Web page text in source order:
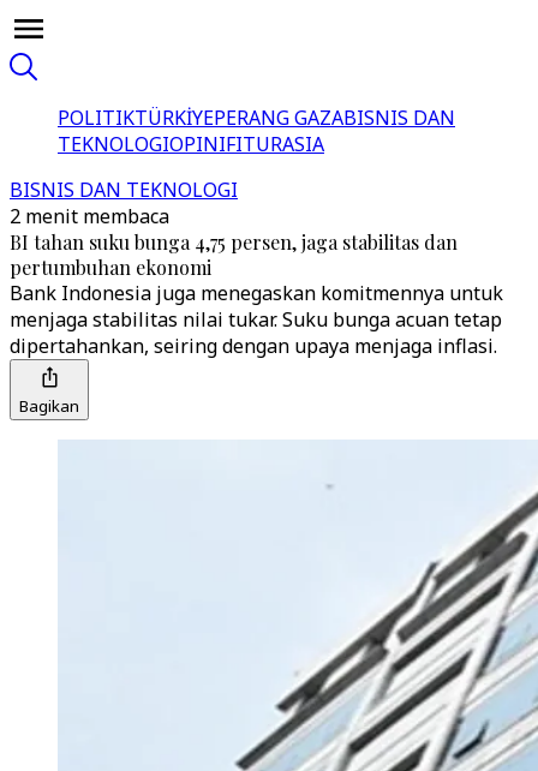
POLITIKTÜRKİYEPERANG GAZABISNIS DAN
TEKNOLOGIOPINIFITURASIA
BISNIS DAN TEKNOLOGI
2 menit membaca
BI tahan suku bunga 4,75 persen, jaga stabilitas dan
pertumbuhan ekonomi
Bank Indonesia juga menegaskan komitmennya untuk
menjaga stabilitas nilai tukar. Suku bunga acuan tetap
dipertahankan, seiring dengan upaya menjaga inflasi.
Bagikan